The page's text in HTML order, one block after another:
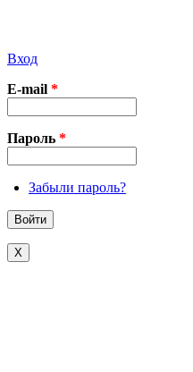
Вход
E-mail *
Пароль *
Забыли пароль?
X